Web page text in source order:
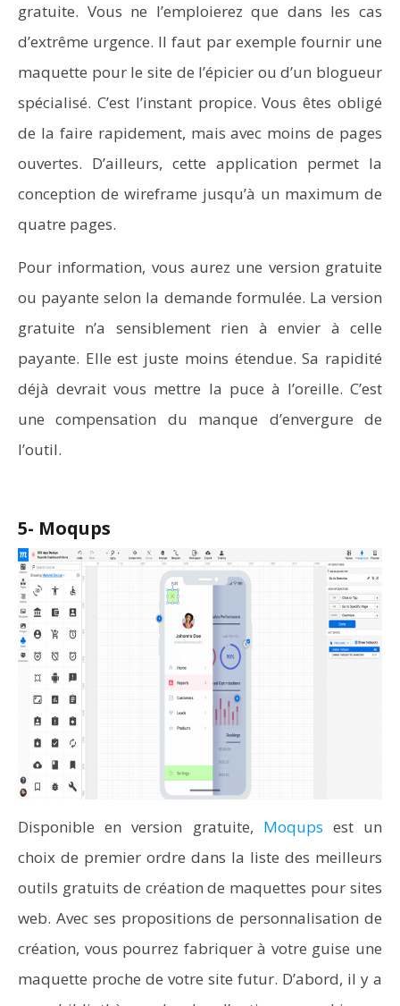
gratuite. Vous ne l’emploierez que dans les cas
d’extrême urgence. Il faut par exemple fournir une
maquette pour le site de l’épicier ou d’un blogueur
spécialisé. C’est l’instant propice. Vous êtes obligé
de la faire rapidement, mais avec moins de pages
ouvertes. D’ailleurs, cette application permet la
conception de wireframe jusqu’à un maximum de
quatre pages.
Pour information, vous aurez une version gratuite
ou payante selon la demande formulée. La version
gratuite n’a sensiblement rien à envier à celle
payante. Elle est juste moins étendue. Sa rapidité
déjà devrait vous mettre la puce à l’oreille. C’est
une compensation du manque d’envergure de
l’outil.
5- Moqups
Disponible en version gratuite, Moqups est un
choix de premier ordre dans la liste des meilleurs
outils gratuits de création de maquettes pour sites
web. Avec ses propositions de personnalisation de
création, vous pourrez fabriquer à votre guise une
maquette proche de votre site futur. D’abord, il y a